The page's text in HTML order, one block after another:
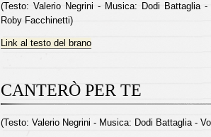
(Testo: Valerio Negrini - Musica: Dodi Battaglia
Roby Facchinetti)
Link al testo del brano
CANTERÒ PER TE
(Testo: Valerio Negrini - Musica: Dodi Battaglia -